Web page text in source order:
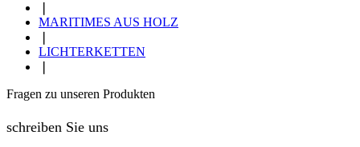
MARITIMES AUS HOLZ
LICHTERKETTEN
Fragen zu unseren Produkten
schreiben Sie uns